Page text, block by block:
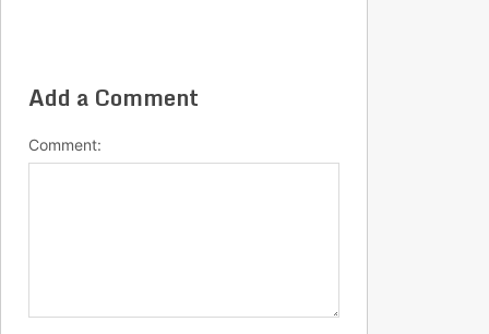
Add a Comment
Comment: